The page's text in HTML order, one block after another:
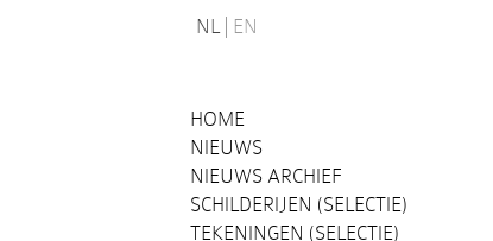
NL EN
HOME
NIEUWS
NIEUWS ARCHIEF
SCHILDERIJEN (SELECTIE)
TEKENINGEN (SELECTIE)